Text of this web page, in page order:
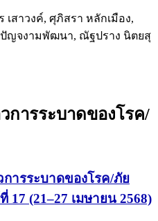
สาวงค์, ศุภิสรา หลักเมือง,
ญจงามพัฒนา, ณัฐปราง นิตยสุ
การระบาดของโรค/
ารระบาดของโรค/ภัย
(21–27 เมษายน 2568)